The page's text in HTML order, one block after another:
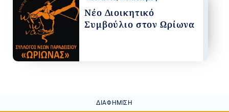
Νέο Διοικητικό
Συμβούλιο στον Ωρίωνα
ΔΙΑΦΉΜΙΣΗ